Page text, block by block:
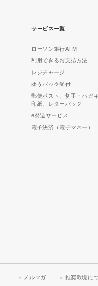
サービス一覧
ローソン銀行ATM
利用できるお支払方法
レジチャージ
ゆうパック受付
郵便ポスト、切手・ハガ
印紙、レターパック
e発送サービス
電子決済（電子マネー）
メルマガ 推奨環境に